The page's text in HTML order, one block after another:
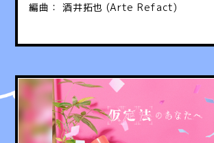
編曲： 酒井拓也 (Arte Refact)